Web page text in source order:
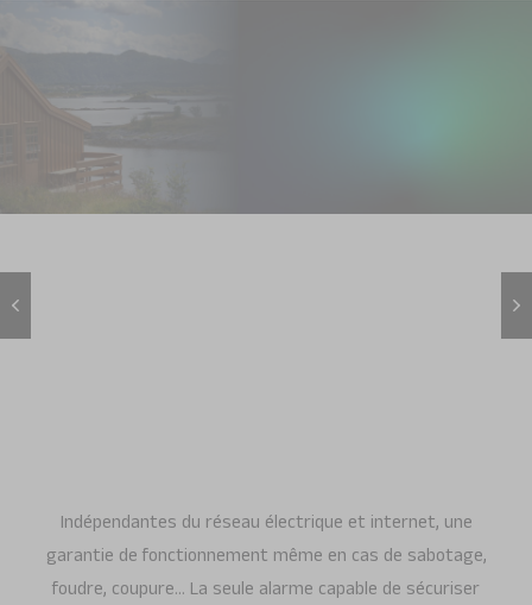
Des systèmes de
Indépendantes du réseau électrique et internet, une
garantie de fonctionnement même en cas de sabotage,
foudre, coupure… La seule alarme capable de sécuriser